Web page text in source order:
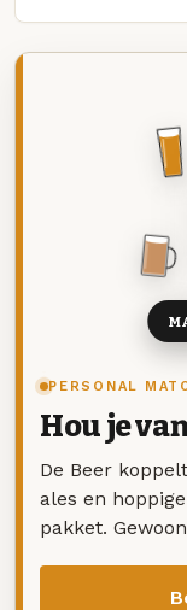
PERSONAL
Hou je
De Beer
ales en
pakket.